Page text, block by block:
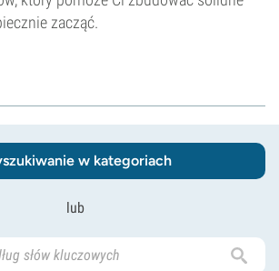
zacząć.
w kategoriach
lub